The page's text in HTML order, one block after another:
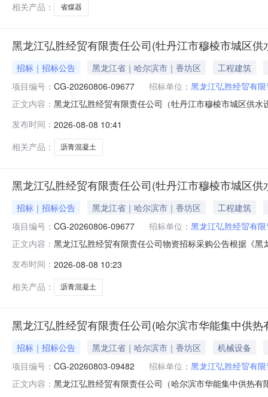
相关产品：
省煤器
黑龙江弘胜经贸有限责任公司(牡丹江市穆棱市城区
招标｜招标公告 黑龙江省｜哈尔滨市｜香坊区
工程建筑
项目编号： CG-20260806-09677 招标单位： 黑龙江弘胜经贸有
正文内容： 黑龙江弘胜经贸有限责任公司（牡丹江市穆棱市城区供
采购需求进行竞价采购，公告内容如下：1.项目概况1.1
1.2招标采购编号：CG-
发布时间： 2026-08-08 10:41
相关产品：
沥青混凝土
黑龙江弘胜经贸有限责任公司(牡丹江市穆棱市城区
招标｜招标公告 黑龙江省｜哈尔滨市｜香坊区
工程建筑
项目编号： CG-20260806-09677 招标单位： 黑龙江弘胜经贸有
正文内容： 黑龙江弘胜经贸有限责任公司物资招标采购公告根据《
市城区供水设施提升改造工程项目）——沥青混凝土采购
发布时间： 2026-08-08 10:23
相关产品：
沥青混凝土
黑龙江弘胜经贸有限责任公司(哈尔滨市华能集中供
招标｜招标公告 黑龙江省｜哈尔滨市｜香坊区
机械设备
项目编号： CG-20260803-09482 招标单位： 黑龙江弘胜经贸有
正文内容： 黑龙江弘胜经贸有限责任公司（哈尔滨市华能集中供热